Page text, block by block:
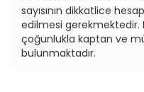
sayısının dikkatlice
edilmesi
çoğunlukla kaptan ve
bulunmaktadır.